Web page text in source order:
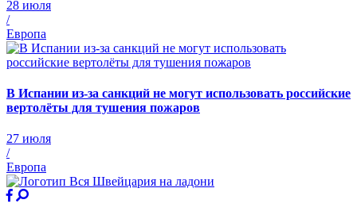
28 июля
/
Европа
В Испании из-за санкций не могут использовать российские
вертолёты для тушения пожаров
27 июля
/
Европа